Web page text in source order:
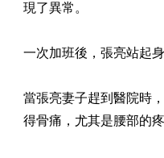
現了異常。
一次加班後，張亮站起
當張亮妻子趕到醫院時
得骨痛，尤其是腰部的